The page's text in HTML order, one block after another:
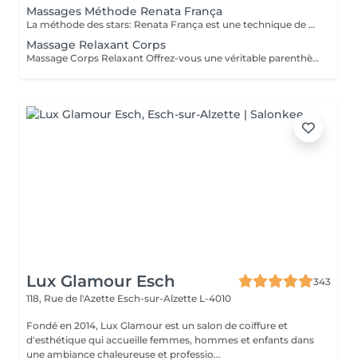
Massages Méthode Renata França
La méthode des stars: Renata França est une technique de massage brésilienne complète qui se concentre sur le drainage lymphatique et le modelage corporel. Ce soin stimule la circulation sanguine, réduit la rétention d'eau et sculpte la silhouette tout en améliorant l'apparence de la peau. Les résultats sont rapidement visibles, offrant des effets de légèreté et un bien-être immédiat, permettant à nos clients de se sentir revitalisés et rafraîchis.
Massage Relaxant Corps
Massage Corps Relaxant Offrez-vous une véritable parenthèse de bien-être avec notre massage corps relaxant, conçu pour libérer les tensions, apaiser le mental et rééquilibrer l'énergie du corps. Grâce à des manuvres enveloppantes, lentes et profondes, ce soin procure une détente immédiate, améliore la circulation et favorise un lâcher-prise total. Un moment hors du temps pour vous reconnecter à vous-même et retrouver sérénité et légèreté. 45 min Relaxation express 1h Détente complète 1h30 Lâcher-prise total
Lux Glamour Esch
343
118, Rue de l'Azette Esch-sur-Alzette L-4010
Fondé en 2014, Lux Glamour est un salon de coiffure et
d'esthétique qui accueille femmes, hommes et enfants dans
une ambiance chaleureuse et professio...